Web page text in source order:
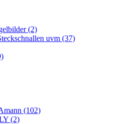
(2)
uvm (37)
(102)
(2)